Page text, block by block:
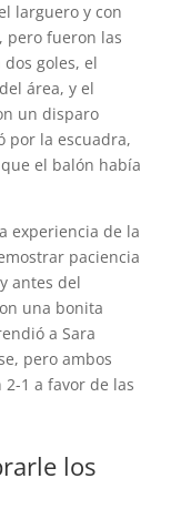
larguero y con
pero fueron las
goles, el
área, y el
un disparo
por la escuadra,
el balón había
experiencia de la
paciencia
antes del
una bonita
a Sara
pero ambos
1 a favor de las
los